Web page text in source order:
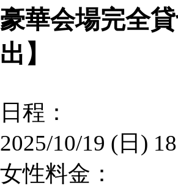
豪華会場完全
出】
日程：
2025/10/19 (日)
女性料金：